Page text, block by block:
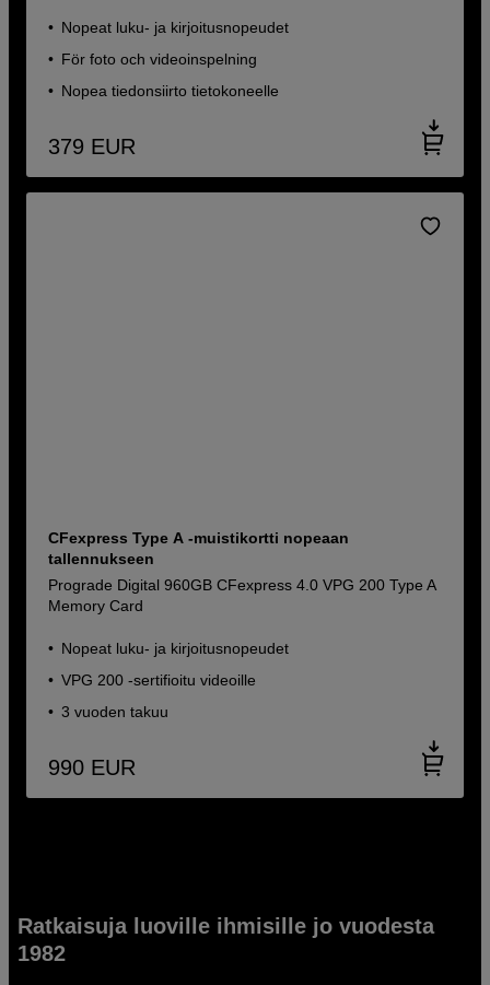
Nopeat luku- ja kirjoitusnopeudet
För foto och videoinspelning
Nopea tiedonsiirto tietokoneelle
379 EUR
CFexpress Type A -muistikortti nopeaan
tallennukseen
Prograde Digital 960GB CFexpress 4.0 VPG 200 Type A
Memory Card
Nopeat luku- ja kirjoitusnopeudet
VPG 200 -sertifioitu videoille
3 vuoden takuu
990 EUR
Ratkaisuja luoville ihmisille jo vuodesta
1982